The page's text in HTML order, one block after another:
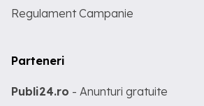
Regulament Campanie
Parteneri
Publi24.ro - Anunturi gratuite